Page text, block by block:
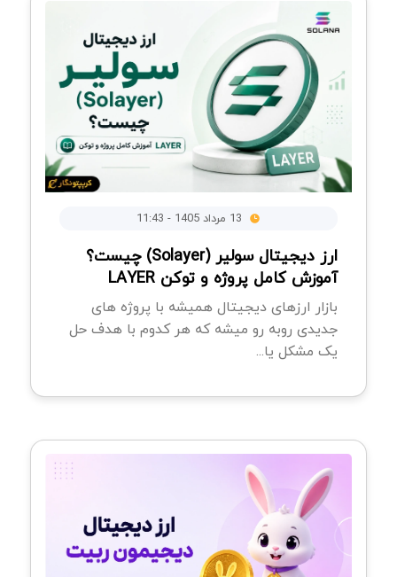
ارز دیجیتال سولیر (Solayer) چیست؟
آموزش کامل پروژه و توکن LAYER
بازار ارزهای دیجیتال همیشه با پروژه های
جدیدی روبه رو میشه که هر کدوم با هدف حل
یک مشکل یا...